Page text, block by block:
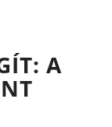
A